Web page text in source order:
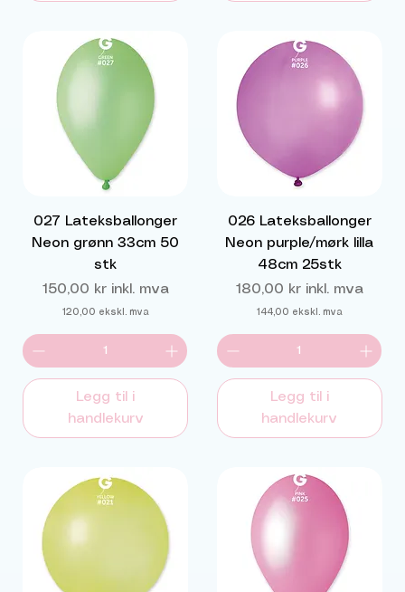
027 Lateksballonger
Neon grønn 33cm 50
stk
Pris
150,00 kr inkl. mva
120,00 ekskl. mva
Legg til i
handlekurv
026 Lateksballonger
Neon purple/mørk lilla
48cm 25stk
Pris
180,00 kr inkl. mva
144,00 ekskl. mva
Legg til i
handlekurv